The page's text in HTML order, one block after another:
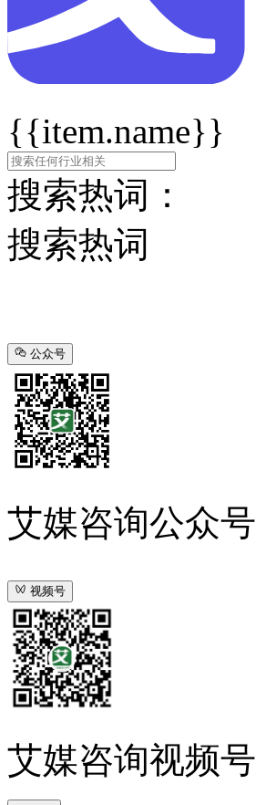
{{item.name}}
搜索热词：
搜索热词
公众号
艾媒咨询公众号
视频号
艾媒咨询视频号